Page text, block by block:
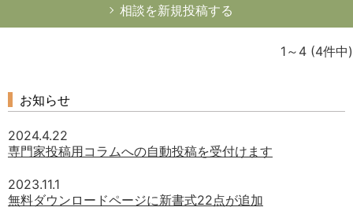
相談を新規投稿する
1～4 (4件中)
お知らせ
2024.4.22
専門家投稿用コラムへの自動投稿を受付けます
2023.11.1
無料ダウンロードページに新書式22点が追加